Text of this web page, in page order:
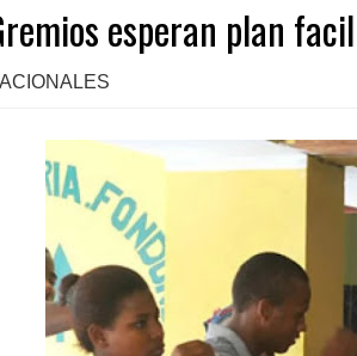
esperan plan